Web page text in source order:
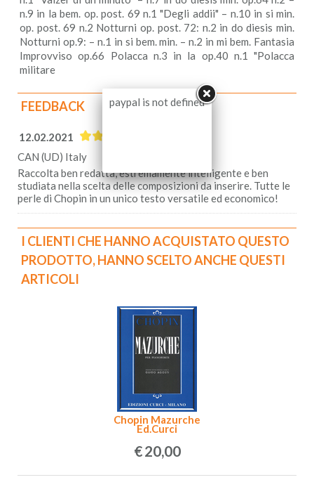
n.9 in la bem. op. post. 69 n.1 "Degli addii" – n.10 in si min.
op. post. 69 n.2 Notturni op. post. 72: n.2 in do diesis min.
Notturni op.9: – n.1 in si bem. min. – n.2 in mi bem. Fantasia
Improvviso op.66 Polacca n.3 in la op.40 n.1 "Polacca
militare
FEEDBACK
12.02.2021
CAN (UD) Italy
Raccolta ben redatta, estremamente intelligente e ben
studiata nella scelta delle composizioni da inserire. Tutte le
perle di Chopin in un unico testo versatile ed economico!
I CLIENTI CHE HANNO ACQUISTATO QUESTO
PRODOTTO, HANNO SCELTO ANCHE QUESTI
ARTICOLI
Chopin Mazurche
Ed.Curci
€20,00
paypal is not defined